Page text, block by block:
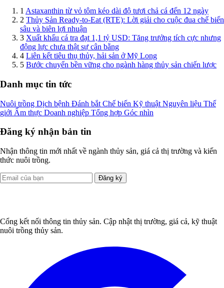
1 Astaxanthin từ vỏ tôm kéo dài độ tươi chả cá đến 12 ngày
2 Thủy Sản Ready-to-Eat (RTE): Lời giải cho cuộc đua chế biến
sâu và biên lợi nhuận
3 Xuất khẩu cá tra đạt 1,1 tỷ USD: Tăng trưởng tích cực nhưng
động lực chưa thật sự cân bằng
4 Liên kết tiêu thụ thủy, hải sản ở Mỹ Long
5 Bước chuyển bền vững cho ngành hàng thủy sản chiến lược
Danh mục tin tức
Nuôi trồng Dịch bệnh Đánh bắt Chế biến Kỹ thuật Nguyên liệu Thế
giới Ẩm thực Doanh nghiệp Tổng hợp Góc nhìn
Đăng ký nhận bản tin
Nhận thông tin mới nhất về ngành thủy sản, giá cả thị trường và kiến
thức nuôi trồng.
Đăng ký
Cổng kết nối thông tin thủy sản. Cập nhật thị trường, giá cả, kỹ thuật
nuôi trồng thủy sản.